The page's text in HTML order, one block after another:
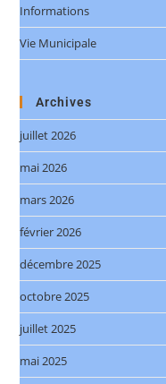
Informations
Vie Municipale
Archives
juillet 2026
mai 2026
mars 2026
février 2026
décembre 2025
octobre 2025
juillet 2025
mai 2025